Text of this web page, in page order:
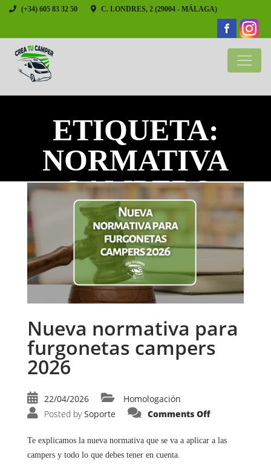
(+34) 605 83 32 50 C. LONDRES, 2 (29004 - MÁLAGA)
ETIQUETA:
NORMATIVA
CAMPERS
Nueva normativa para
furgonetas campers
2026
22/04/2026
Homologación
Posted by Soporte Comments Offon
para
furgonetas
Te explicamos la nueva normativa que se va a aplicar a las
campers y todo lo que debes tener en cuenta.